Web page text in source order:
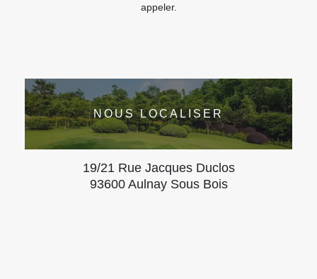
appeler.
NOUS LOCALISER
19/21 Rue Jacques Duclos
93600 Aulnay Sous Bois